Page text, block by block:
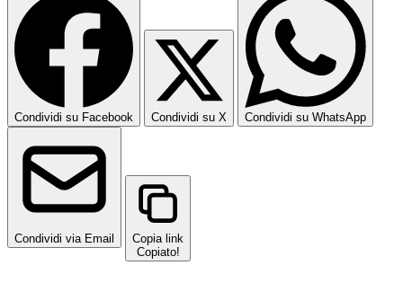
Condividi su Facebook Condividi su X Condividi su WhatsApp
Condividi via Email
Copia link
Copiato!